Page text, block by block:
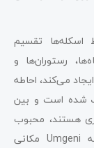
تقسیم
رستوران‌ها و
می‌کند، احاطه
شده است و بین
هستند، محبوب
است. درحالی که مرداب آبی در دهانه رودخانه Umgeni مکانی